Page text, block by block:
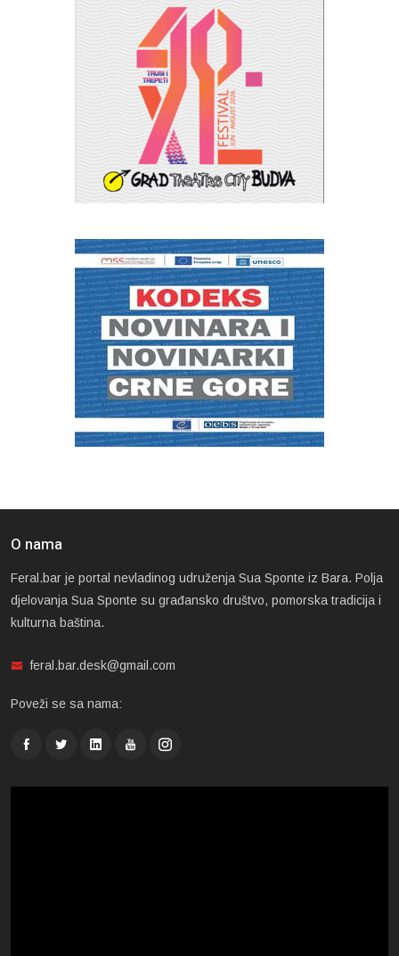
O nama
Feral.bar je portal nevladinog udruženja Sua Sponte iz Bara. Polja
djelovanja Sua Sponte su građansko društvo, pomorska tradicija i
kulturna baština.
feral.bar.desk@gmail.com
Poveži se sa nama: